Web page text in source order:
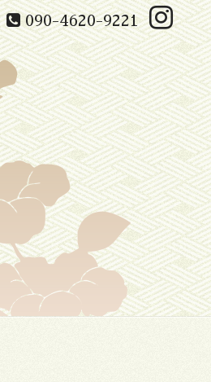
090-4620-9221